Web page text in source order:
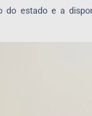
do estado e a